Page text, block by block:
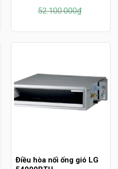
52.100.000₫
Giá
gốc
52.100.000₫.
Giá
hiện
là:
40.700.000₫.
Điều hòa nối ống gió LG